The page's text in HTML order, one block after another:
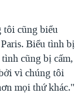
tôi cũng biểu
Biểu tình bị
cũng bị cấm,
vì chúng tôi
mọi thứ khác."